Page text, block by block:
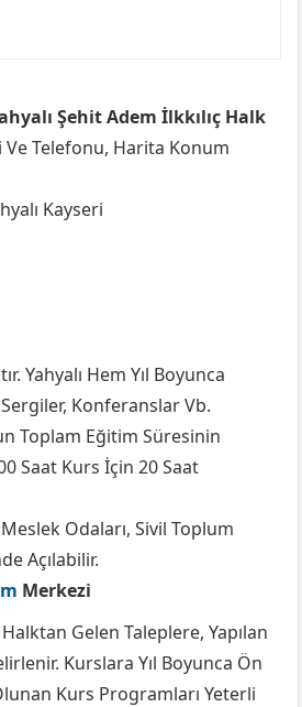
Şehit Adem İlkkılıç Halk
Telefonu, Harita Konum
Kayseri
Yahyalı Hem Yıl Boyunca
Konferanslar Vb.
Toplam Eğitim Süresinin
Saat Kurs İçin 20 Saat
Odaları, Sivil Toplum
Açılabilir.
Merkezi
Gelen Taleplere, Yapılan
Kurslara Yıl Boyunca Ön
Kurs Programları Yeterli